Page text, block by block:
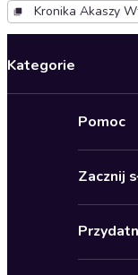
Kronika Akaszy
Kategorie
Biznes, marketing,
Pomoc
Pomoc
Zacznij
Karnety